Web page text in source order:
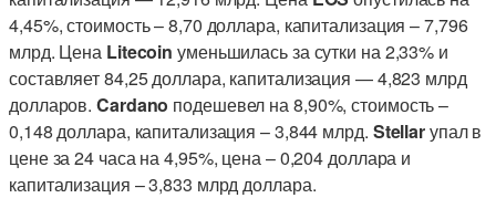
4,45%, стоимость – 8,70 доллара, капитализация – 7,796
млрд. Цена Litecoinуменьшилась за сутки на 2,33% и
составляет 84,25 доллара, капитализация — 4,823 млрд
долларов. Cardano подешевел на 8,90%, стоимость –
0,148 доллара, капитализация – 3,844 млрд. Stellarупал в
цене за 24 часа на 4,95%, цена – 0,204 доллара и
капитализация – 3,833 млрд доллара.